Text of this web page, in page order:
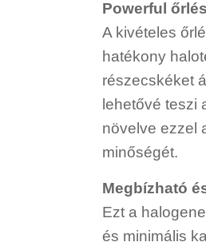
Powerful
A kivételes
hatékony
részecskéket
lehetővé teszi
növelve ezzel
minőségét.
Megbízható
Ezt a
és minimális